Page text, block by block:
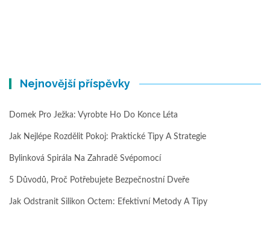
Nejnovější příspěvky
Domek Pro Ježka: Vyrobte Ho Do Konce Léta
Jak Nejlépe Rozdělit Pokoj: Praktické Tipy A Strategie
Bylinková Spirála Na Zahradě Svépomocí
5 Důvodů, Proč Potřebujete Bezpečnostní Dveře
Jak Odstranit Silikon Octem: Efektivní Metody A Tipy